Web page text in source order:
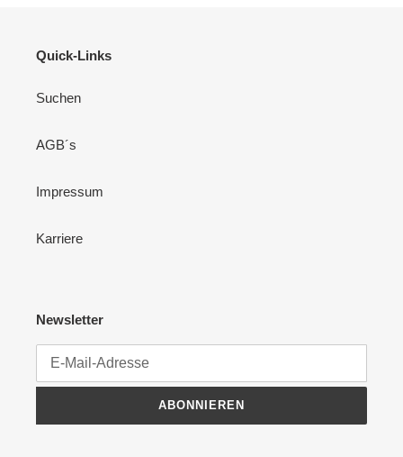
Quick-Links
Suchen
AGB´s
Impressum
Karriere
Newsletter
ABONNIEREN